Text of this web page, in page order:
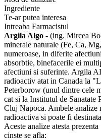
kg
Ingrediente
Te-ar putea interesa
Intreaba Farmacistul
Argila Algo - (ing. Mircea
minerale naturale (Fe, Ca,
numeroase, in diferite
absorbtie, binefacerile ei
afectiuni si suferinte. Argila
radioactiv atat in Canada la
Peterborow (unul dintre cele
cat si la Institutul de
Cluj Napoca. Ambele analize
radioactiva si poate fi
Aceste analize atesta
cinste se afla: